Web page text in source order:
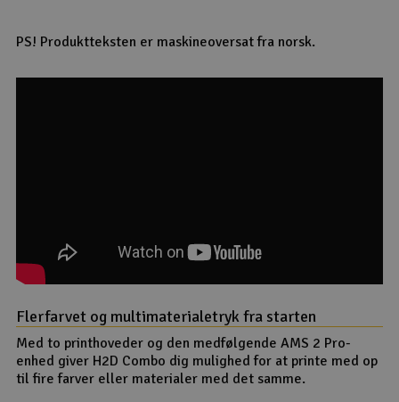
PS! Produktteksten er maskineoversat fra norsk.
Flerfarvet og multimaterialetryk fra starten
Med to printhoveder og den medfølgende AMS 2 Pro-
enhed giver H2D Combo dig mulighed for at printe med op
til fire farver eller materialer med det samme.